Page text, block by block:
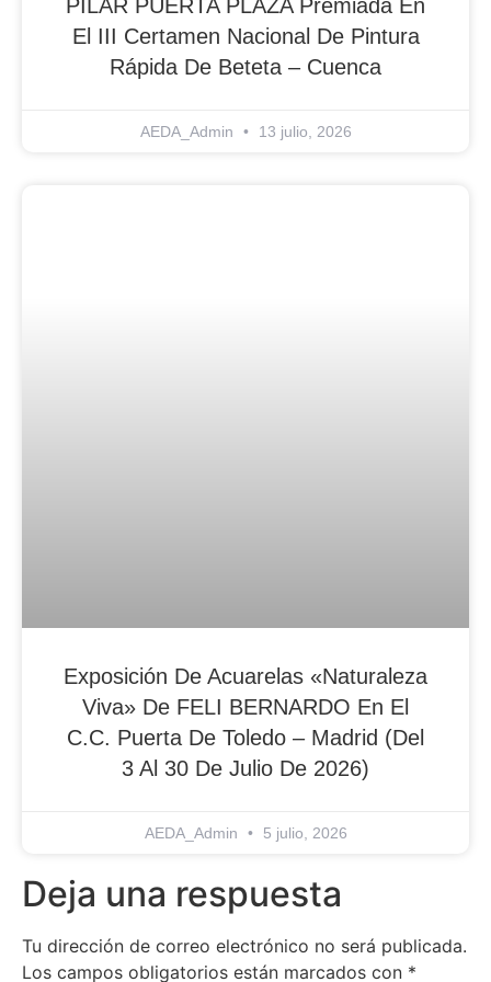
PILAR PUERTA PLAZA Premiada En
El III Certamen Nacional De Pintura
Rápida De Beteta – Cuenca
AEDA_Admin 13 julio, 2026
Exposición De Acuarelas «Naturaleza
Viva» De FELI BERNARDO En El
C.C. Puerta De Toledo – Madrid (del
3 Al 30 De Julio De 2026)
AEDA_Admin 5 julio, 2026
Deja una respuesta
Tu dirección de correo electrónico no será publicada.
Los campos obligatorios están marcados con *